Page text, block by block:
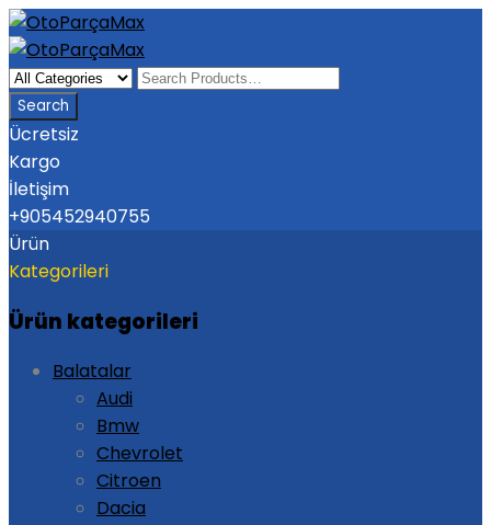
Ücretsiz
Kargo
İletişim
+905452940755
Ürün
Kategorileri
Ürün kategorileri
Balatalar
Audi
Bmw
Chevrolet
Citroen
Dacia